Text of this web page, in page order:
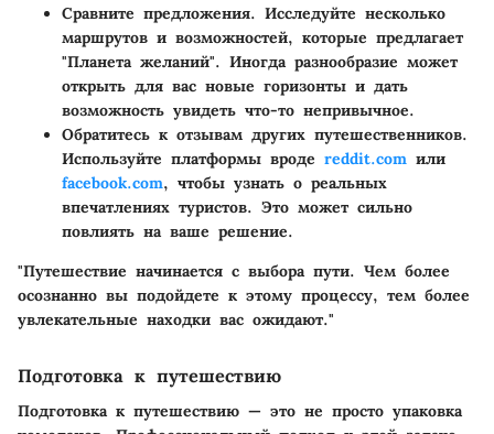
Сравните предложения. Исследуйте несколько
маршрутов и возможностей, которые предлагает
"Планета желаний". Иногда разнообразие может
открыть для вас новые горизонты и дать
возможность увидеть что-то непривычное.
Обратитесь к отзывам других путешественников.
Используйте платформы вроде reddit.com или
facebook.com, чтобы узнать о реальных
впечатлениях туристов. Это может сильно
повлиять на ваше решение.
"Путешествие начинается с выбора пути. Чем более
осознанно вы подойдете к этому процессу, тем более
увлекательные находки вас ожидают."
Подготовка к путешествию
Подготовка к путешествию — это не просто упаковка